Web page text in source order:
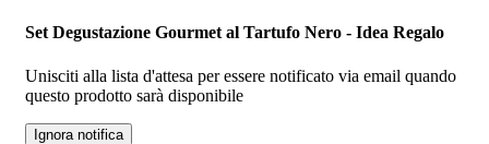
Set Degustazione Gourmet al Tartufo Nero - Idea Regalo
Unisciti alla lista d'attesa per essere notificato via email quando
questo prodotto sarà disponibile
Ignora notifica